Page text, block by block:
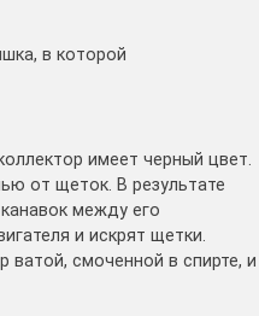
в которой
имеет черный цвет.
от щеток. В результате
между его
и искрят щетки.
ватой, смоченной в спирте, и